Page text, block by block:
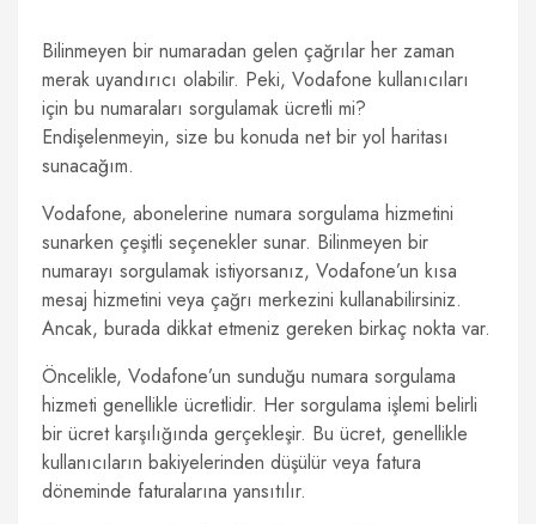
Bilinmeyen bir numaradan gelen çağrılar her zaman
merak uyandırıcı olabilir. Peki, Vodafone kullanıcıları
için bu numaraları sorgulamak ücretli mi?
Endişelenmeyin, size bu konuda net bir yol haritası
sunacağım.
Vodafone, abonelerine numara sorgulama hizmetini
sunarken çeşitli seçenekler sunar. Bilinmeyen bir
numarayı sorgulamak istiyorsanız, Vodafone’un kısa
mesaj hizmetini veya çağrı merkezini kullanabilirsiniz.
Ancak, burada dikkat etmeniz gereken birkaç nokta var.
Öncelikle, Vodafone’un sunduğu numara sorgulama
hizmeti genellikle ücretlidir. Her sorgulama işlemi belirli
bir ücret karşılığında gerçekleşir. Bu ücret, genellikle
kullanıcıların bakiyelerinden düşülür veya fatura
döneminde faturalarına yansıtılır.